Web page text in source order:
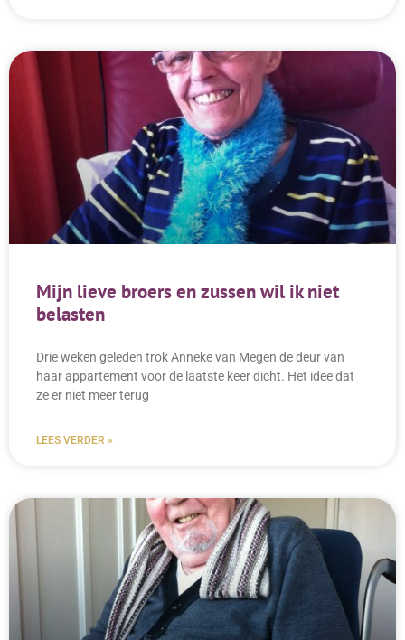
Mijn lieve broers en zussen wil ik niet
belasten
Drie weken geleden trok Anneke van Megen de deur van
haar appartement voor de laatste keer dicht. Het idee dat
ze er niet meer terug
LEES VERDER »